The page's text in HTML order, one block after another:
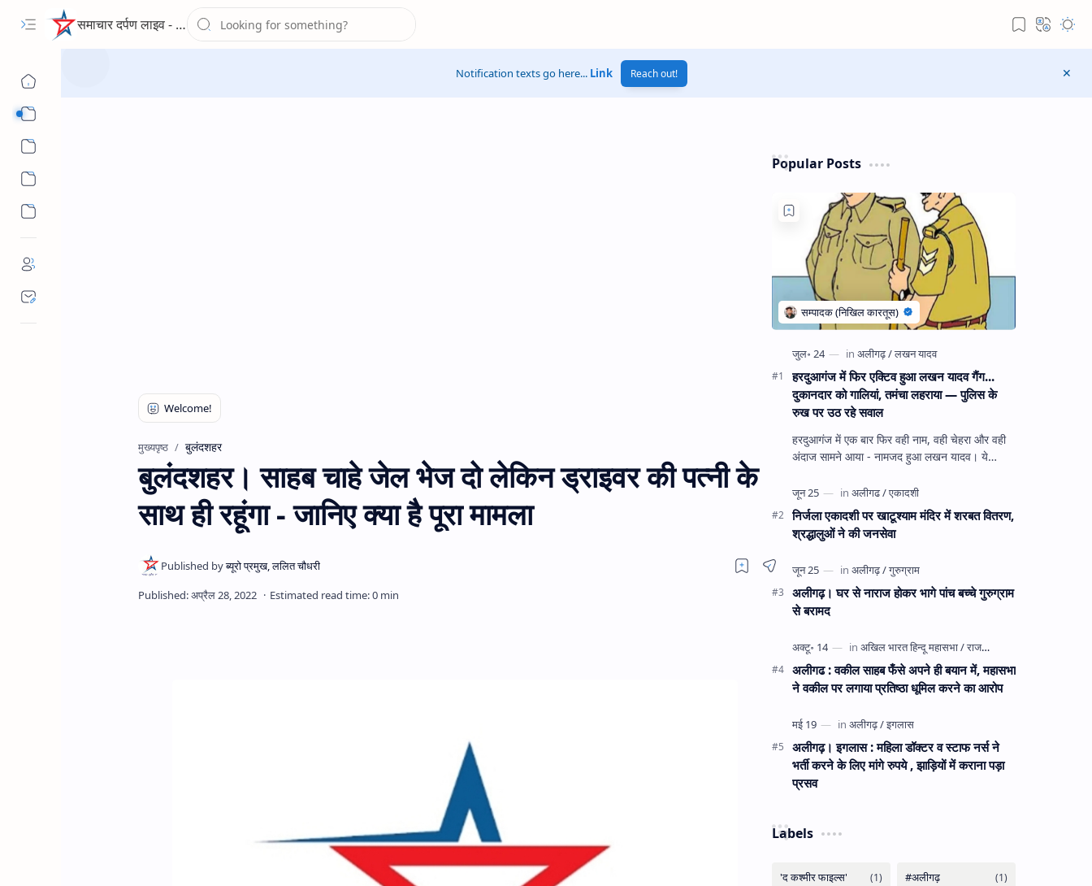
समाचार दर्पण लाइव - द न्यूज पोर्टल
Notification texts go here... Link Reach out!
मुख्यपृष्ठ बुलंदशहर
बुलंदशहर। साहब चाहे जेल भेज दो लेकिन ड्राइवर की पत्नी के
साथ ही रहूंगा - जानिए क्या है पूरा मामला
Popular Posts
हरदुआगंज में फिर एक्टिव हुआ लखन यादव गैंग...
दुकानदार को गालियां, तमंचा लहराया — पुलिस के
रुख पर उठ रहे सवाल
हरदुआगंज में एक बार फिर वही नाम, वही चेहरा और वही
अंदाज सामने आया - नामजद हुआ लखन यादव। ये
घंटे हव…
निर्जला एकादशी पर खाटूश्याम मंदिर में शरबत वितरण,
श्रद्धालुओं ने की जनसेवा
अलीगढ़। घर से नाराज होकर भागे पांच बच्चे गुरुग्राम
से बरामद
अलीगढ : वकील साहब फँसे अपने ही बयान में, महासभा
ने वकील पर लगाया प्रतिष्ठा धूमिल करने का आरोप
अलीगढ़। इगलास : महिला डॉक्टर व स्टाफ नर्स ने
भर्ती करने के लिए मांगे रुपये , झाड़ियों में कराना पड़ा
प्रसव
Labels